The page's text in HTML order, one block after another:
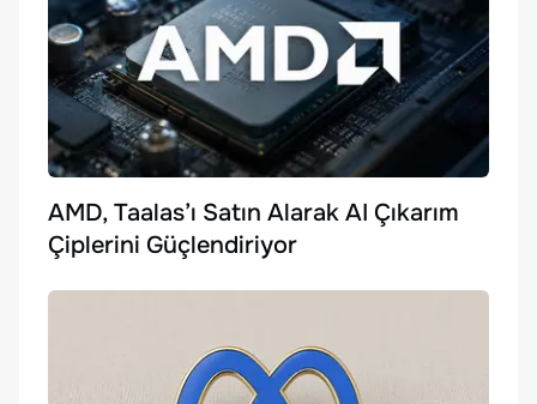
AMD, Taalas’ı Satın Alarak AI Çıkarım
Çiplerini Güçlendiriyor